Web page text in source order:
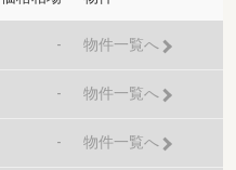
- 物件一覧へ
- 物件一覧へ
- 物件一覧へ